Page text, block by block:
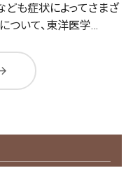
ども症状によってさまざ
ついて、東洋医学…